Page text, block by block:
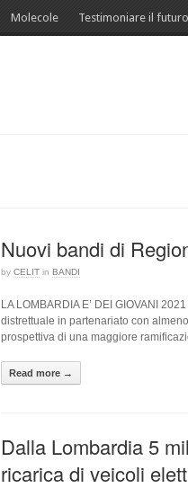
Molecole Testimoniare il futuro
Nuovi bandi di
by CELIT in BANDI
LA LOMBARDIA E’ DEI GIOVANI
distrettuale in partenariato con
prospettiva di una maggiore
Read more →
Dalla Lombardia 5
ricarica di veicoli